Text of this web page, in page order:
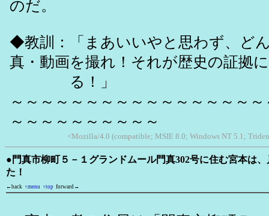
のだ。
◆教訓：「まあいいやと思わず、ど
真・動画を撮れ！それが歴史の証拠
る！」
～～～～～～～～～～～～～～～～
～～～～～～～～～～
<Mozilla/4.0 (compatible; MSIE 8.0; Windows NT 5.1;
●門真市柳町５－１グランドムール門真302号に住む宮本は
た！
←back ↑menu ↑top forward→